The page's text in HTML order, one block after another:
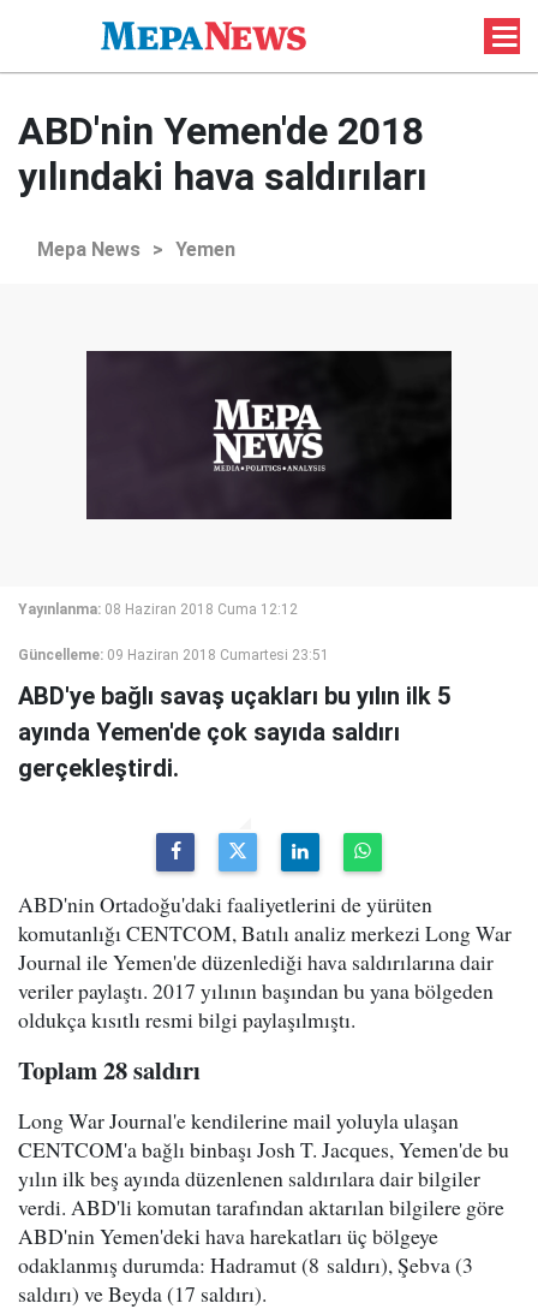
ABD'nin Yemen'de 2018
yılındaki hava saldırıları
Mepa News > Yemen
Yayınlanma: 08 Haziran 2018 Cuma 12:12
Güncelleme: 09 Haziran 2018 Cumartesi 23:51
ABD'ye bağlı savaş uçakları bu yılın ilk 5
ayında Yemen'de çok sayıda saldırı
gerçekleştirdi.
ABD'nin Ortadoğu'daki faaliyetlerini de yürüten
komutanlığı CENTCOM, Batılı analiz merkezi Long War
Journal ile Yemen'de düzenlediği hava saldırılarına dair
veriler paylaştı. 2017 yılının başından bu yana bölgeden
oldukça kısıtlı resmi bilgi paylaşılmıştı.
Toplam 28 saldırı
Long War Journal'e kendilerine mail yoluyla ulaşan
CENTCOM'a bağlı binbaşı Josh T. Jacques, Yemen'de bu
yılın ilk beş ayında düzenlenen saldırılara dair bilgiler
verdi. ABD'li komutan tarafından aktarılan bilgilere göre
ABD'nin Yemen'deki hava harekatları üç bölgeye
odaklanmış durumda: Hadramut (8 saldırı), Şebva (3
saldırı) ve Beyda (17 saldırı).